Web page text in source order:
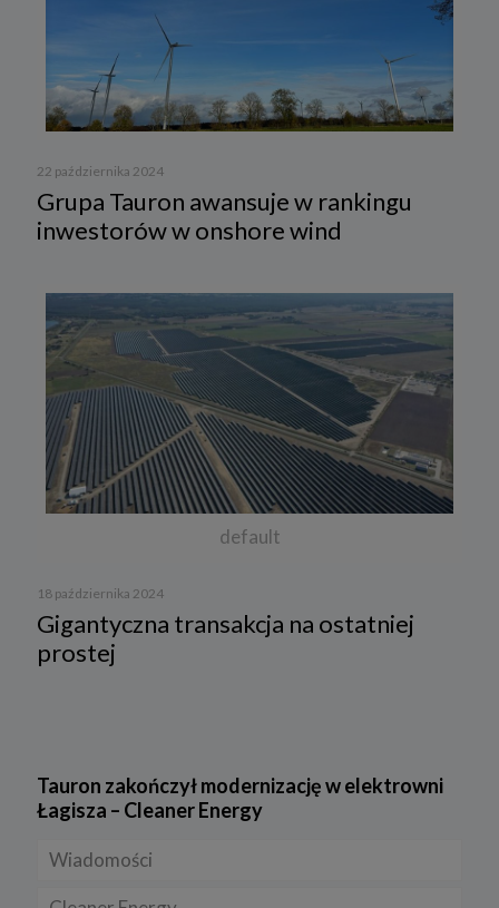
22 października 2024
Grupa Tauron awansuje w rankingu
inwestorów w onshore wind
default
18 października 2024
Gigantyczna transakcja na ostatniej
prostej
Tauron zakończył modernizację w elektrowni
Łagisza – Cleaner Energy
Wiadomości